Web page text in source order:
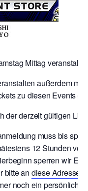
Mittag
außerdem
zu diesen Events
derzeit gültigen
muss bis
12 Stunden
sperren wir
bitte an diese Adresse
noch ein